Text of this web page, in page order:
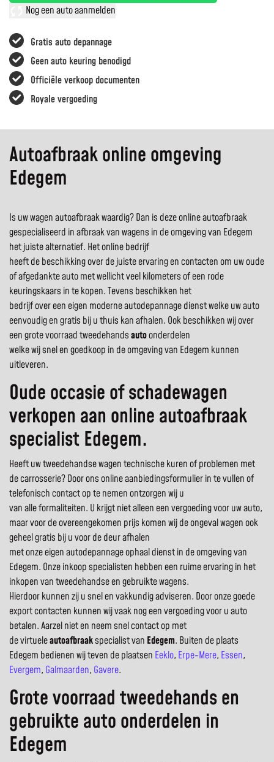
Gratis auto depannage
Geen auto keuring benodigd
Officiële verkoop documenten
Royale vergoeding
Nog een auto aanmelden
Autoafbraak online omgeving
Edegem
Is uw wagen autoafbraak waardig? Dan is deze online autoafbraak
gespecialiseerd in afbraak van wagens in de omgeving van Edegem
het juiste alternatief. Het online bedrijf
heeft de beschikking over de juiste ervaring en contacten om uw oude
of afgedankte auto met wellicht veel kilometers of een rode
keuringskaars in te kopen. Tevens beschikken het
bedrijf over een eigen moderne autodepannage dienst welke uw auto
eenvoudig en gratis bij u thuis kan afhalen. Ook beschikken wij over
een grote voorraad tweedehandsautoonderdelen
welke wij snel en goedkoop in de omgeving van Edegem kunnen
uitleveren.
Oude occasie of schadewagen
verkopen aan online autoafbraak
specialist Edegem.
Heeft uw tweedehandse wagen technische kuren of problemen met
de carrosserie? Door ons online aanbiedingsformulier in te vullen of
telefonisch contact op te nemen ontzorgen wij u
van alle formaliteiten. U krijgt niet alleen een vergoeding voor uw auto,
maar voor de overeengekomen prijs komen wij de ongeval wagen ook
geheel gratis bij u voor de deur afhalen
met onze eigen autodepannage ophaal dienst in de omgeving van
Edegem. Onze inkoop specialisten hebben een ruime ervaring in het
inkopen van tweedehandse en gebruikte wagens.
Hierdoor kunnen zij u snel en vakkundig adviseren. Door onze goede
export contacten kunnen wij vaak nog een vergoeding voor u auto
betalen. Aarzel niet en neem snel contact op met
de virtueleautoafbraakspecialist van Edegem. Buiten de plaats
Edegem bedienen wij teven de plaatsen Eeklo, Erpe-Mere, Essen,
Evergem, Galmaarden, Gavere.
Grote voorraad tweedehands en
gebruikte auto onderdelen in
Edegem